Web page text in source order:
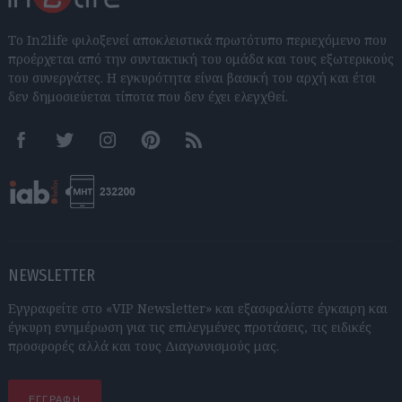
Το In2life φιλοξενεί αποκλειστικά πρωτότυπο περιεχόμενο που
προέρχεται από την συντακτική του ομάδα και τους εξωτερικούς
του συνεργάτες. Η εγκυρότητα είναι βασική του αρχή και έτσι
δεν δημοσιεύεται τίποτα που δεν έχει ελεγχθεί.
FacebookTwitter InstagramPinterestRSS feeds
NEWSLETTER
Εγγραφείτε στο «VIP Newsletter» και εξασφαλίστε έγκαιρη και
έγκυρη ενημέρωση για τις επιλεγμένες προτάσεις, τις ειδικές
προσφορές αλλά και τους Διαγωνισμούς μας.
ΕΓΓΡΑΦΗ